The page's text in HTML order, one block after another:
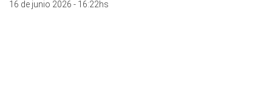
16 de junio 2026 - 16:22hs